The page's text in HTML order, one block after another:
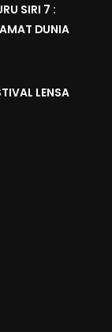
SIRI 7 :
DUNIA
LENSA